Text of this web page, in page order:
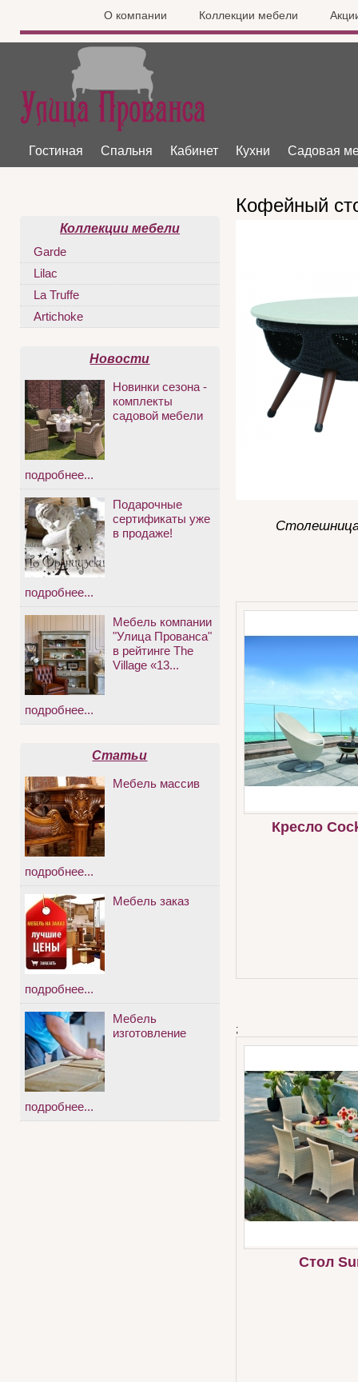
О компании Коллекции мебели
Гостиная Спальня Кабинет Кухни Садовая
Кофейный
Кресло
;
Стол
Коллекции мебели
Garde
Lilac
La Truffe
Artichoke
Новости
Новинки сезона -
комплекты
садовой мебели
подробнее...
Подарочные
сертификаты уже
в продаже!
подробнее...
Мебель компании
"Улица Прованса"
в рейтинге The
Village «13...
подробнее...
Статьи
Мебель массив
подробнее...
Мебель заказ
подробнее...
Мебель
изготовление
подробнее...